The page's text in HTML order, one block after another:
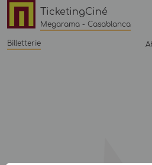
TicketingCiné
Megarama - Casablanca
Billetterie